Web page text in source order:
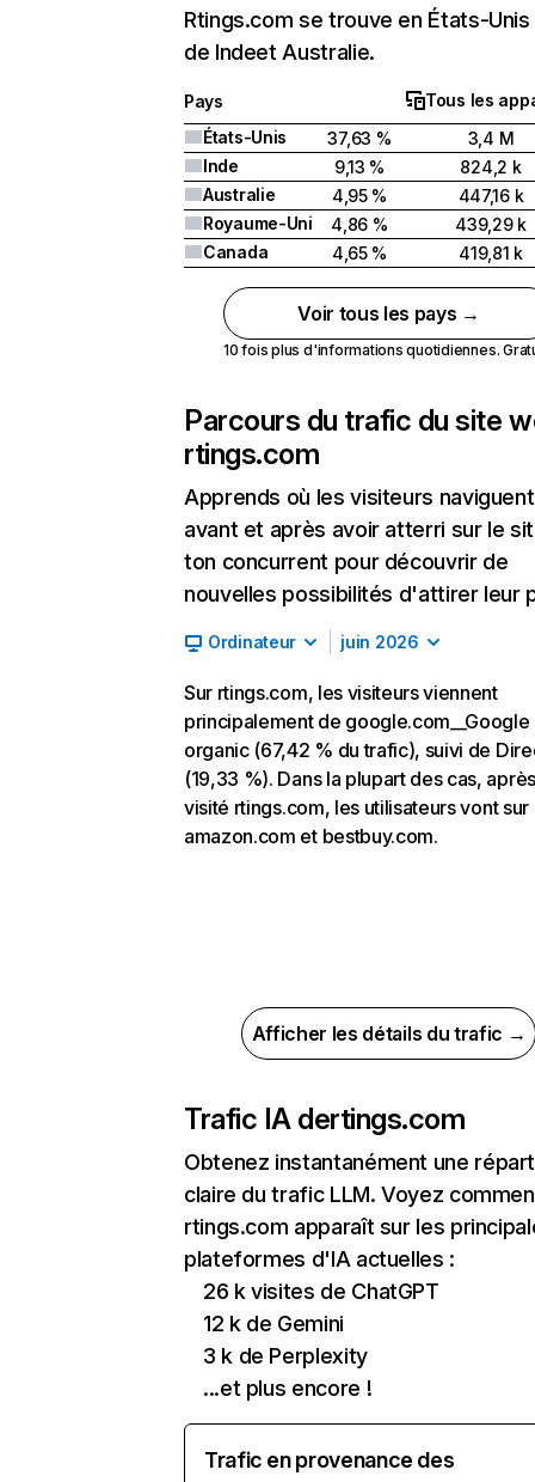
Rtings.com se trouve en États-Unis
de Indeet Australie.
Pays
Tous les
États-Unis
37,63 %
3,4 M
Inde
9,13 %
824,2 k
Australie
4,95 %
447,16 k
Royaume-Uni
4,86 %
439,29 k
Canada
4,65 % 419,81 k
Voir tous les pays →
10 fois plus d'informations quotidiennes.
Parcours du trafic du site
rtings.com
Apprends où les visiteurs naviguent
avant et après avoir atterri sur le
ton concurrent pour découvrir de
nouvelles possibilités d'attirer leur
Ordinateur juin 2026
Sur rtings.com, les visiteurs viennent
principalement de google.com__Google
organic (67,42 % du trafic), suivi de
(19,33 %). Dans la plupart des cas,
visité rtings.com, les utilisateurs vont sur
amazon.com et bestbuy.com.
Afficher les détails du trafic →
Trafic IA dertings.com
Obtenez instantanément une
claire du trafic LLM. Voyez
rtings.com apparaît sur les
plateformes d'IA actuelles :
26 k visites de ChatGPT
12 k de Gemini
3 k de Perplexity
...et plus encore !
Trafic en provenance des